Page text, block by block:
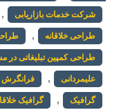
شرکت خدمات بازاریابی ,
طراحی خلاقانه ,
طراحی کمپین تبلیغاتی در
علیمردانی , فرانگرش
گرافیک , گرافیک